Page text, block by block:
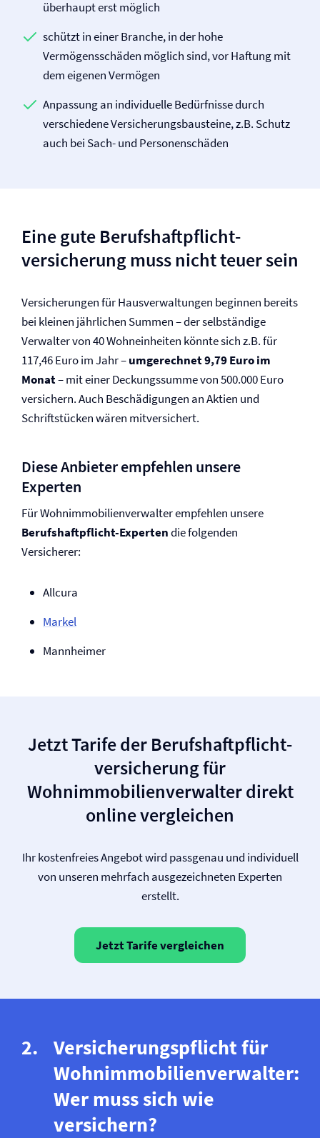
überhaupt erst möglich
schützt in einer Branche, in der hohe
Vermögensschäden möglich sind, vor Haftung mit
dem eigenen Vermögen
Anpassung an individuelle Bedürfnisse durch
verschiedene Versicherungs­bausteine, z.B. Schutz
auch bei Sach- und Personenschäden
Eine gute Berufs­haftpflicht­
versicherung muss nicht teuer sein
Versicherungen für Haus­verwaltungen beginnen bereits
bei kleinen jährlichen Summen – der selbständige
Verwalter von 40 Wohneinheiten könnte sich z.B. für
117,46 Euro im Jahr –umgerechnet 9,79 Euro im
Monat– mit einer Deckungssumme von 500.000 Euro
versichern. Auch Beschädigungen an Aktien und
Schriftstücken wären mitversichert.
Diese Anbieter empfehlen unsere
Experten
Für Wohnimmobilienverwalter empfehlen unsere
Berufs­haftpflicht-Expertendie folgenden
Versicherer:
Allcura
Markel
Mannheimer
Jetzt Tarife der Berufs­haftpflicht­
versicherung für
Wohnimmobilienverwalter direkt
online vergleichen
Ihr kostenfreies Angebot wird passgenau und individuell
von unseren mehrfach ausgezeichneten Experten
erstellt.
Jetzt Tarife vergleichen
Versicherungspflicht für
Wohnimmobilienverwalter:
Wer muss sich wie
versichern?